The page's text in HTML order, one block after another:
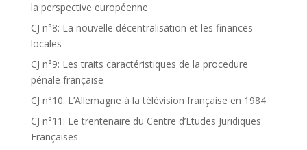
la perspective européenne
CJ n°8: La nouvelle décentralisation et les finances
locales
CJ n°9: Les traits caractéristiques de la procedure
pénale française
CJ n°10: L’Allemagne à la télévision française en 1984
CJ n°11: Le trentenaire du Centre d’Etudes Juridiques
Françaises